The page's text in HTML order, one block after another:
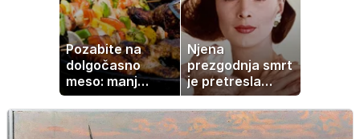
Pozabite na
dolgočasno
meso: manj
maščobe, več
svežine
Njena
prezgodnja smrt
je pretresla
modni svet: za
slavo se je
skrivala